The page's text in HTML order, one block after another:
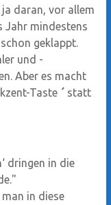
daran, vor allem
Jahr mindestens
geklappt.
und -
Aber es macht
Taste ´statt
dringen in die
in diese